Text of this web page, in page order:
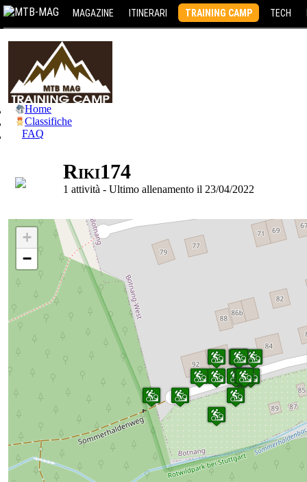
MAGAZINE ITINERARI TRAINING CAMP TECH
Home
Classifiche
FAQ
Riki174
1 attività - Ultimo allenamento il 23/04/2022
+
−